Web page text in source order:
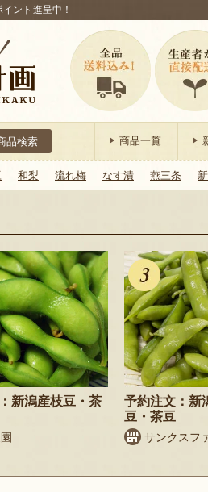
ント進呈中！
商品一覧
和梨 流れ梅 なす漬 燕三条
新潟産枝豆・茶
予約注文：新
豆・茶豆
サンクスフ